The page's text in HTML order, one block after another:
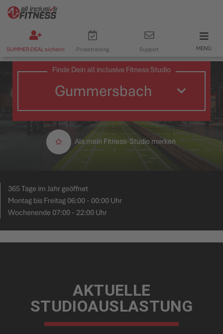
SUMMER DEAL sichern! Probetraining Support MENÜ
Finde Dein all inclusive Fitness Studio
Als mein Fitness-Studio merken
365 Tage im Jahr geöffnet
Montag bis Freitag 06:00 - 00:00 Uhr
Wochenende 07:00 - 22:00 Uhr
AKTUELLE
STUDIOAUSLASTUNG